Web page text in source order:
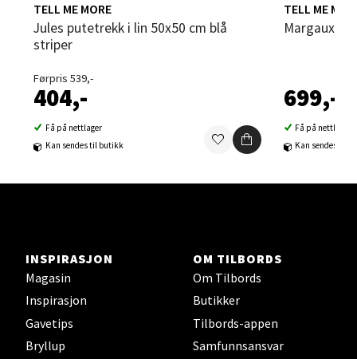
TELL ME MORE
Jules putetrekk i lin 50x50 cm blå
striper
Førpris 539,-
404,-
Få på nettlager
Kan sendes til butikk
TELL ME
Margaux
699,-
Få på nettlager
Kan sendes til
INSPIRASJON
Magasin
Inspirasjon
Gavetips
Bryllup
OM TILBORDS
Om Tilbords
Butikker
Tilbords-appen
Samfunnsansvar
Strangata 26, 8400 Sortland
Åpent i dag 10-19
0 i butikk
Velg
Steinkjer - Thon Senter Steinkjer
0 i butikk